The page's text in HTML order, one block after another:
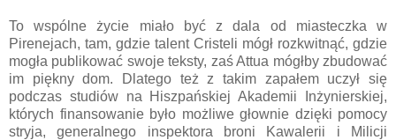
To wspólne życie miało być z dala od miasteczka w
Pirenejach, tam, gdzie talent Cristeli mógł rozkwitnąć, gdzie
mogła publikować swoje teksty, zaś Attua mógłby zbudować
im piękny dom. Dlatego też z takim zapałem uczył się
podczas studiów na Hiszpańskiej Akademii Inżynierskiej,
których finansowanie było możliwe głownie dzięki pomocy
stryja, generalnego inspektora broni Kawalerii i Milicji